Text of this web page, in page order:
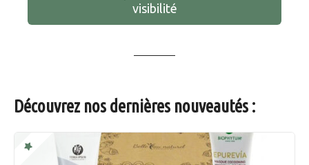
visibilité
Découvrez nos dernières nouveautés :